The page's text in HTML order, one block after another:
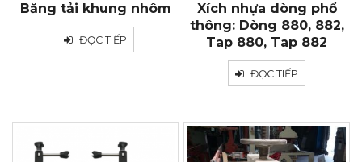
Băng tải khung nhôm
ĐỌC TIẾP
Xích nhựa dòng phổ
thông: Dòng 880, 882,
Tap 880, Tap 882
ĐỌC TIẾP